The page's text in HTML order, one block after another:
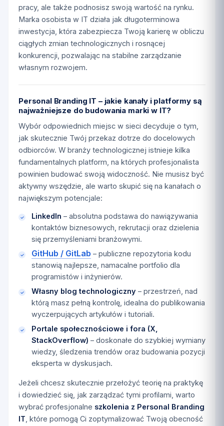
pracy, ale także podnosisz swoją wartość na rynku.
Marka osobista w IT działa jak długoterminowa
inwestycja, która zabezpiecza Twoją karierę w obliczu
ciągłych zmian technologicznych i rosnącej
konkurencji, pozwalając na stabilne zarządzanie
własnym rozwojem.
Personal Branding IT – jakie kanały i platformy są
najważniejsze do budowania marki w IT?
Wybór odpowiednich miejsc w sieci decyduje o tym,
jak skutecznie Twój przekaz dotrze do docelowych
odbiorców. W branży technologicznej istnieje kilka
fundamentalnych platform, na których profesjonalista
powinien budować swoją widoczność. Nie musisz być
aktywny wszędzie, ale warto skupić się na kanałach o
największym potencjale:
LinkedIn – absolutna podstawa do nawiązywania
kontaktów biznesowych, rekrutacji oraz dzielenia
się przemyśleniami branżowymi.
GitHub / GitLab – publiczne repozytoria kodu
stanowią najlepsze, namacalne portfolio dla
programistów i inżynierów.
Własny blog technologiczny – przestrzeń, nad
którą masz pełną kontrolę, idealna do publikowania
wyczerpujących artykułów i tutoriali.
Portale społecznościowe i fora (X,
StackOverflow) – doskonałe do szybkiej wymiany
wiedzy, śledzenia trendów oraz budowania pozycji
eksperta w dyskusjach.
Jeżeli chcesz skutecznie przełożyć teorię na praktykę
i dowiedzieć się, jak zarządzać tymi profilami, warto
wybrać profesjonalne szkolenia z Personal Branding
IT , które pomogą Ci zoptymalizować Twoją obecność